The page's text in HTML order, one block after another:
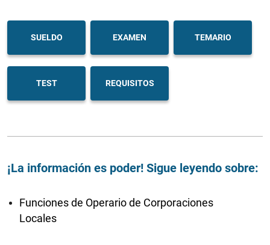
SUELDO EXAMEN TEMARIO
TEST REQUISITOS
¡La información es poder! Sigue leyendo sobre:
Funciones de Operario de Corporaciones
Locales